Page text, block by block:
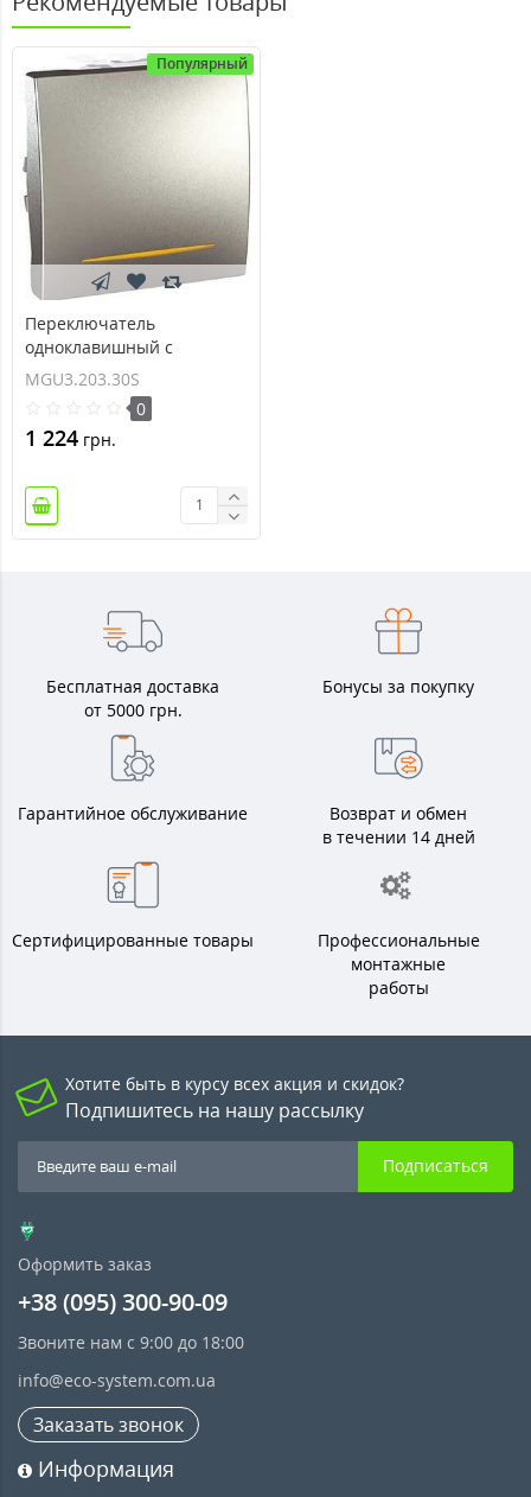
Популярный
Переключатель
одноклавишный с
контрольной подсветкой
10А серия Unica
MGU3.203.30S
MGU3.203.30S
0
1 224 грн.
Бесплатная доставка
от 5000 грн.
Бонусы за покупку
Гарантийное обслуживание
Возврат и обмен
в течении 14 дней
Сертифицированные товары
Профессиональные
монтажные
работы
Хотите быть в курсу всех акция и скидок?
Подпишитесь на нашу рассылку
Подписаться
Оформить заказ
+38 (095) 300-90-09
Звоните нам с 9:00 до 18:00
info@eco-system.com.ua
Заказать звонок
Информация